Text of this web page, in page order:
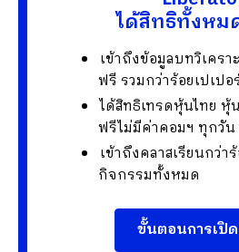
ได้สิทธิทั้งหม
เข้าถึงข้อมูลบทวิเคร
ฟรี รวมกว่าร้อยเปเป
ได้สิทธิเทรดหุ้นไทย หุ้
ฟรีไม่มีค่าคอมฯ ทุกวัน
เข้าถึงคลาสเรียนกว่า
กิจกรรมทั้งหมด
ขั้นตอนการเปิ